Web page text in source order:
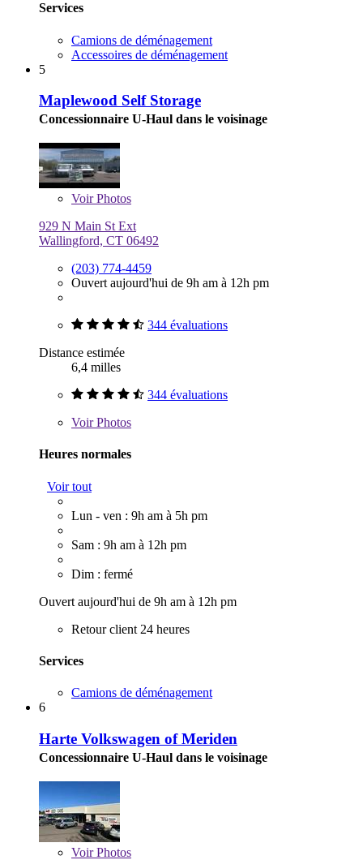
Services
Camions de déménagement
Accessoires de déménagement
5
Maplewood Self Storage
Concessionnaire U-Haul dans le voisinage
VoirPhotos
929 N Main St Ext
Wallingford, CT 06492
(203) 774-4459
Ouvert aujourd'hui de 9h am à 12h pm
344 évaluations
Distance estimée
6,4 milles
344 évaluations
VoirPhotos
Heures normales
Voir tout
Lun - ven : 9h am à 5h pm
Sam : 9h am à 12h pm
Dim : fermé
Ouvert aujourd'hui de 9h am à 12h pm
Retour client 24 heures
Services
Camions de déménagement
6
Harte Volkswagen of Meriden
Concessionnaire U-Haul dans le voisinage
VoirPhotos